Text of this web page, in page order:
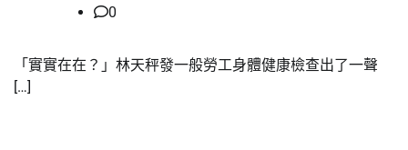
0
「實實在在？」林天秤發一般勞工身體健康檢查出了一聲
[…]